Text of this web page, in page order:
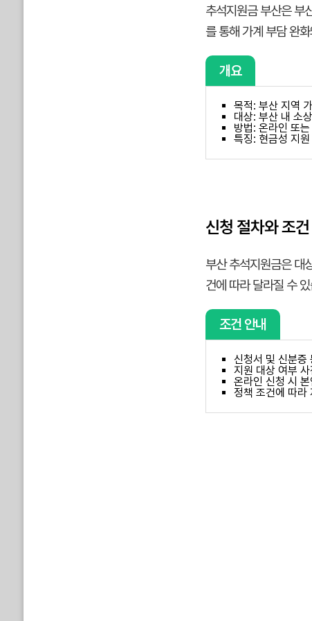
추석지원금 부산은 부
를 통해 가계 부담 완
개요
목적: 부산 지역
대상: 부산 내 소
방법: 온라인 또
특징: 현금성 지
신청 절차와 조건
부산 추석지원금은 대
건에 따라 달라질 수
조건 안내
신청서 및 신분증
지원 대상 여부
온라인 신청 시
정책 조건에 따라